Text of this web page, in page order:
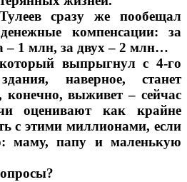
сразу же пообещал
компенсации: за
– 1 млн, за двух – 2 млн…
выпрыгнул с 4-го
наверное, станет
выживет – сейчас
оценивают как крайне
с этими миллионами, если
маму, папу и маленькую